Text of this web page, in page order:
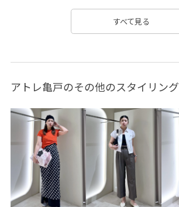
すべて見る
アトレ亀戸のその他のスタイリング